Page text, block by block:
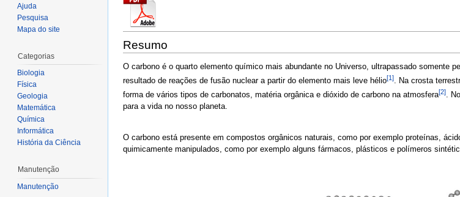
Resumo
O carbono é o quarto elemento químico mais abundante no Universo, ultrapassado somente
resultado de reações de fusão nuclear a partir do elemento mais leve hélio[1]. Na crosta
forma de vários tipos de carbonatos, matéria orgânica e dióxido de carbono na atmosfera[2].
para a vida no nosso planeta.
O carbono está presente em compostos orgânicos naturais, como por exemplo proteínas,
quimicamente manipulados, como por exemplo alguns fármacos, plásticos e polímeros
Ajuda
Pesquisa
Mapa do site
Categorias
Biologia
Física
Geologia
Matemática
Química
Informática
História da Ciência
Manutenção
Manutenção